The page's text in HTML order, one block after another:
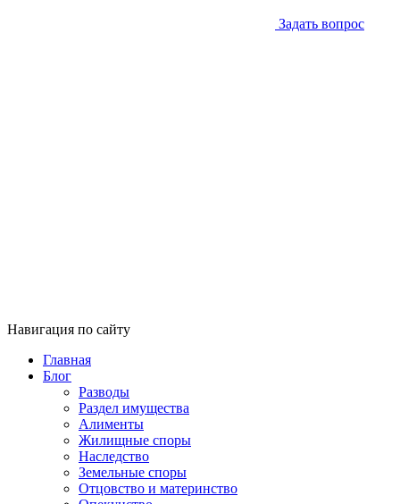
Задать вопрос
Навигация по сайту
Главная
Блог
Разводы
Раздел имущества
Алименты
Жилищные споры
Наследство
Земельные споры
Отцовство и материнство